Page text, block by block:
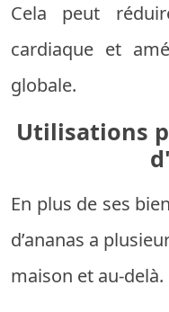
Cela peut
cardiaque et
globale.
Utilisations
En plus de ses
d’ananas a
maison et au-delà.